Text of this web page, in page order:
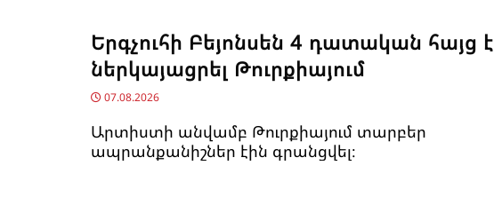
Երգչուհի Բեյոնսեն ​​4 դատական հայց է
ներկայացրել Թուրքիայում
07.08.2026
Արտիստի անվամբ Թուրքիայում տարբեր
ապրանքանիշներ էին գրանցվել։